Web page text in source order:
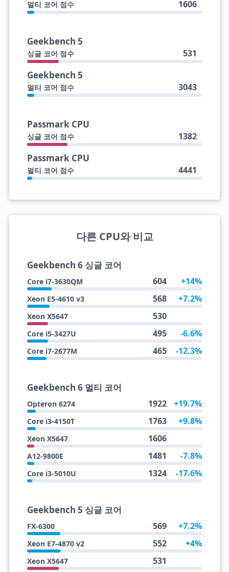
멀티 코어 점수 1606
Geekbench 5
싱글 코어 점수 531
Geekbench 5
멀티 코어 점수 3043
Passmark CPU
싱글 코어 점수 1382
Passmark CPU
멀티 코어 점수 4441
다른 CPU와 비교
Geekbench 6 싱글 코어
Core i7-3630QM 604 +14%
Xeon E5-4610 v3 568 +7.2%
Xeon X5647 530
Core i5-3427U 495 -6.6%
Core i7-2677M 465 -12.3%
Geekbench 6 멀티 코어
Opteron 6274 1922 +19.7%
Core i3-4150T 1763 +9.8%
Xeon X5647 1606
A12-9800E 1481 -7.8%
Core i3-5010U 1324 -17.6%
Geekbench 5 싱글 코어
FX-6300 569 +7.2%
Xeon E7-4870 v2 552 +4%
Xeon X5647 531